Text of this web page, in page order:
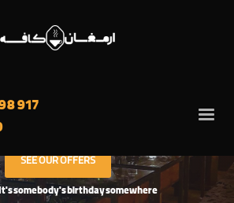
917
SEE OUR OFFERS
somebody's birthday somewhere